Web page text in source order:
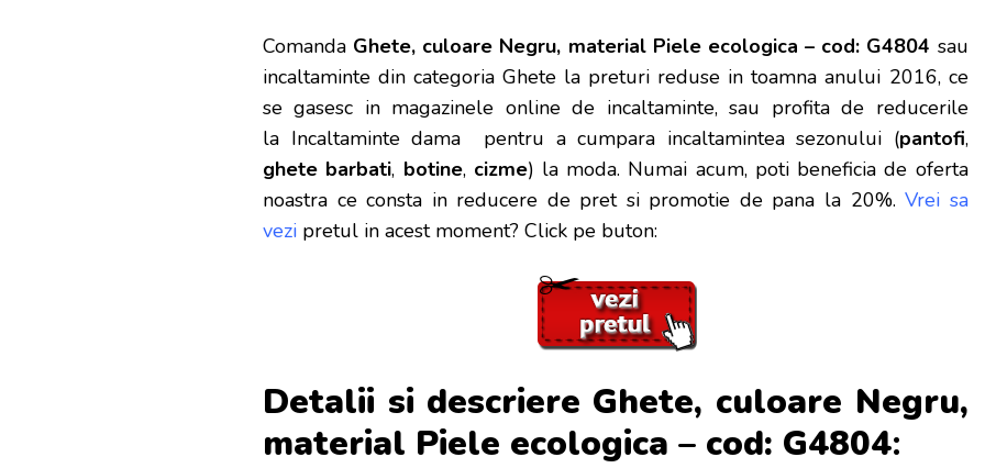
Comanda Ghete, culoare Negru, material Piele ecologica – cod: G4804 sau
incaltaminte din categoria Ghete la preturi reduse in toamna anului 2016, ce
se gasesc in magazinele online de incaltaminte, sau profita de reducerile
la Incaltaminte dama pentru a cumpara incaltamintea sezonului (pantofi,
ghete barbati, botine, cizme) la moda. Numai acum, poti beneficia de oferta
noastra ce consta in reducere de pret si promotie de pana la 20%.Vrei sa
vezi pretul in acest moment? Click pe buton:
Detalii si descriere Ghete, culoare Negru,
material Piele ecologica – cod: G4804: